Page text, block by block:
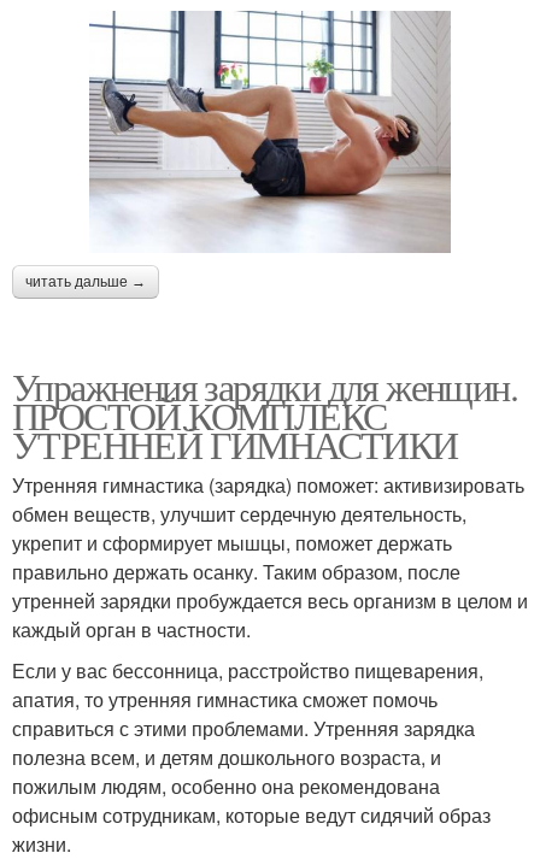
читать дальше →
Упражнения зарядки для женщин.
ПРОСТОЙ КОМПЛЕКС
УТРЕННЕЙ ГИМНАСТИКИ
Утренняя гимнастика (зарядка) поможет: активизировать
обмен веществ, улучшит сердечную деятельность,
укрепит и сформирует мышцы, поможет держать
правильно держать осанку. Таким образом, после
утренней зарядки пробуждается весь организм в целом и
каждый орган в частности.
Если у вас бессонница, расстройство пищеварения,
апатия, то утренняя гимнастика сможет помочь
справиться с этими проблемами. Утренняя зарядка
полезна всем, и детям дошкольного возраста, и
пожилым людям, особенно она рекомендована
офисным сотрудникам, которые ведут сидячий образ
жизни.